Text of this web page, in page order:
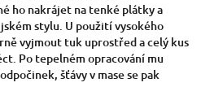
ho nakrájet na tenké plátky a
stylu. U použití vysokého
vyjmout tuk uprostřed a celý kus
Po tepelném opracování mu
šťávy v mase se pak